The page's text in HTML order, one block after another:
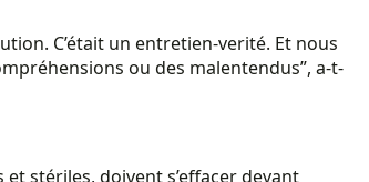
C’était un entretien-verité. Et nous
ou des malentendus”, a-t-
stériles, doivent s’effacer devant